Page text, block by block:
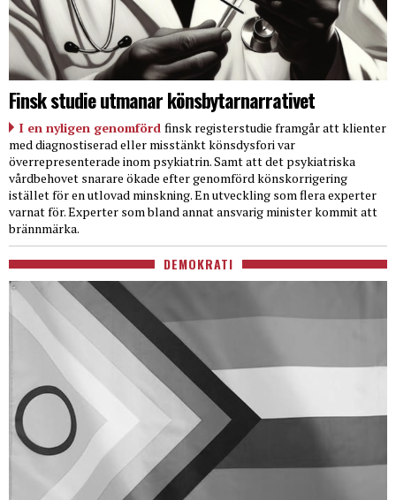
Finsk studie utmanar könsbytarnarrativet
I en nyligen genomförd finsk registerstudie framgår att klienter
med diagnostiserad eller misstänkt könsdysfori var
överrepresenterade inom psykiatrin. Samt att det psykiatriska
vårdbehovet snarare ökade efter genomförd könskorrigering
istället för en utlovad minskning. En utveckling som flera experter
varnat för. Experter som bland annat ansvarig minister kommit att
brännmärka.
DEMOKRATI